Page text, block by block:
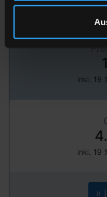
inkl. 19
inkl. 19
»